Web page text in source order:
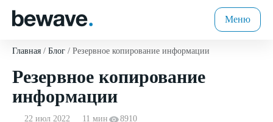
Меню
Главная Блог Резервное копирование информации
Резервное копирование
информации
22 июл 2022 11 мин 8910